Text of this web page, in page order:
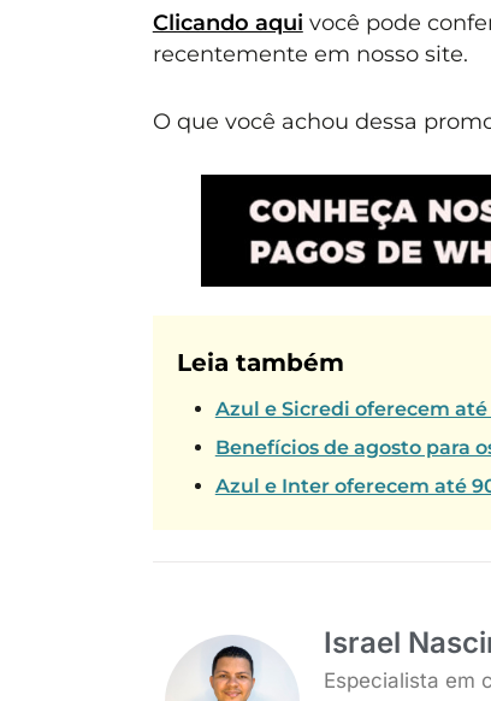
Clicando aqui você pode
recentemente em nosso site.
O que você achou dessa
Leia também
Azul e Sicredi oferecem
Benefícios de agosto para
Azul e Inter oferecem até
Israel
Especialista em